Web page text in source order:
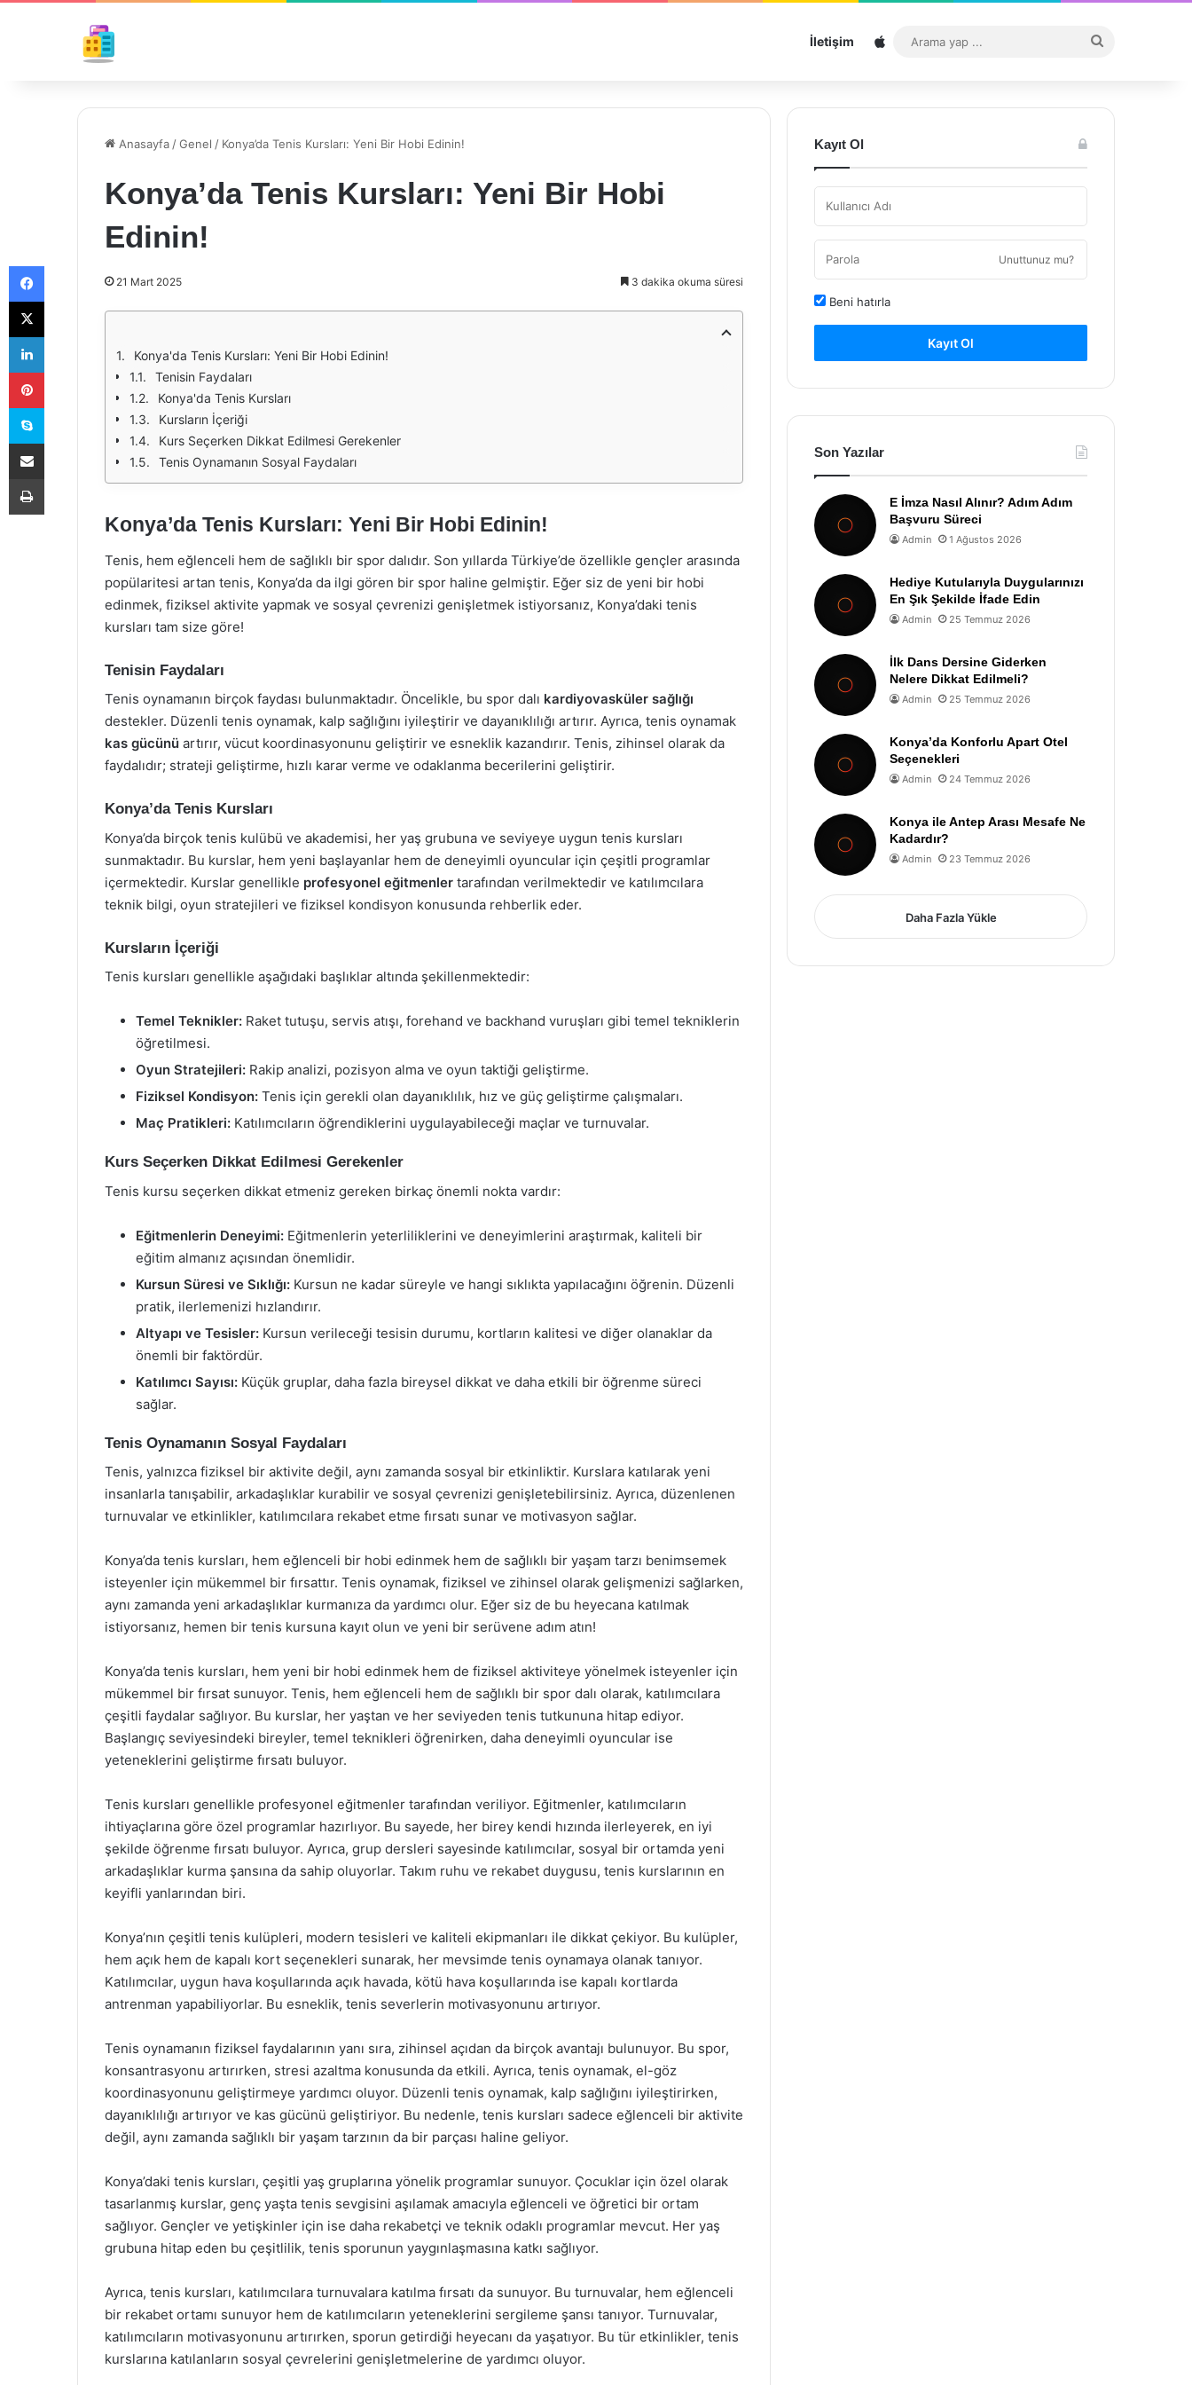
İletişim Sitemap
...
Anasayfa /Genel / Konya’da Tenis Kursları: Yeni Bir Hobi Edinin!
Konya’da Tenis Kursları: Yeni Bir Hobi
Edinin!
21 Mart 2025 3 dakika okuma süresi
Konya'da Tenis Kursları: Yeni Bir Hobi Edinin!
Tenisin Faydaları
Konya'da Tenis Kursları
Kursların İçeriği
Kurs Seçerken Dikkat Edilmesi Gerekenler
Tenis Oynamanın Sosyal Faydaları
Konya’da Tenis Kursları: Yeni Bir Hobi Edinin!
Tenis, hem eğlenceli hem de sağlıklı bir spor dalıdır. Son yıllarda Türkiye’de özellikle gençler arasında
popülaritesi artan tenis, Konya’da da ilgi gören bir spor haline gelmiştir. Eğer siz de yeni bir hobi
edinmek, fiziksel aktivite yapmak ve sosyal çevrenizi genişletmek istiyorsanız, Konya’daki tenis
kursları tam size göre!
Tenisin Faydaları
Tenis oynamanın birçok faydası bulunmaktadır. Öncelikle, bu spor dalı kardiyovasküler sağlığı
destekler. Düzenli tenis oynamak, kalp sağlığını iyileştirir ve dayanıklılığı artırır. Ayrıca, tenis oynamak
kas gücünü artırır, vücut koordinasyonunu geliştirir ve esneklik kazandırır. Tenis, zihinsel olarak da
faydalıdır; strateji geliştirme, hızlı karar verme ve odaklanma becerilerini geliştirir.
Konya’da Tenis Kursları
Konya’da birçok tenis kulübü ve akademisi, her yaş grubuna ve seviyeye uygun tenis kursları
sunmaktadır. Bu kurslar, hem yeni başlayanlar hem de deneyimli oyuncular için çeşitli programlar
içermektedir. Kurslar genellikle profesyonel eğitmenler tarafından verilmektedir ve katılımcılara
teknik bilgi, oyun stratejileri ve fiziksel kondisyon konusunda rehberlik eder.
Kursların İçeriği
Tenis kursları genellikle aşağıdaki başlıklar altında şekillenmektedir:
Temel Teknikler: Raket tutuşu, servis atışı, forehand ve backhand vuruşları gibi temel tekniklerin
öğretilmesi.
Oyun Stratejileri: Rakip analizi, pozisyon alma ve oyun taktiği geliştirme.
Fiziksel Kondisyon: Tenis için gerekli olan dayanıklılık, hız ve güç geliştirme çalışmaları.
Maç Pratikleri: Katılımcıların öğrendiklerini uygulayabileceği maçlar ve turnuvalar.
Kurs Seçerken Dikkat Edilmesi Gerekenler
Tenis kursu seçerken dikkat etmeniz gereken birkaç önemli nokta vardır:
Eğitmenlerin Deneyimi: Eğitmenlerin yeterliliklerini ve deneyimlerini araştırmak, kaliteli bir
eğitim almanız açısından önemlidir.
Kursun Süresi ve Sıklığı: Kursun ne kadar süreyle ve hangi sıklıkta yapılacağını öğrenin. Düzenli
pratik, ilerlemenizi hızlandırır.
Altyapı ve Tesisler: Kursun verileceği tesisin durumu, kortların kalitesi ve diğer olanaklar da
önemli bir faktördür.
Katılımcı Sayısı: Küçük gruplar, daha fazla bireysel dikkat ve daha etkili bir öğrenme süreci
sağlar.
Tenis Oynamanın Sosyal Faydaları
Tenis, yalnızca fiziksel bir aktivite değil, aynı zamanda sosyal bir etkinliktir. Kurslara katılarak yeni
insanlarla tanışabilir, arkadaşlıklar kurabilir ve sosyal çevrenizi genişletebilirsiniz. Ayrıca, düzenlenen
turnuvalar ve etkinlikler, katılımcılara rekabet etme fırsatı sunar ve motivasyon sağlar.
Konya’da tenis kursları, hem eğlenceli bir hobi edinmek hem de sağlıklı bir yaşam tarzı benimsemek
isteyenler için mükemmel bir fırsattır. Tenis oynamak, fiziksel ve zihinsel olarak gelişmenizi sağlarken,
aynı zamanda yeni arkadaşlıklar kurmanıza da yardımcı olur. Eğer siz de bu heyecana katılmak
istiyorsanız, hemen bir tenis kursuna kayıt olun ve yeni bir serüvene adım atın!
Konya’da tenis kursları, hem yeni bir hobi edinmek hem de fiziksel aktiviteye yönelmek isteyenler için
mükemmel bir fırsat sunuyor. Tenis, hem eğlenceli hem de sağlıklı bir spor dalı olarak, katılımcılara
çeşitli faydalar sağlıyor. Bu kurslar, her yaştan ve her seviyeden tenis tutkununa hitap ediyor.
Başlangıç seviyesindeki bireyler, temel teknikleri öğrenirken, daha deneyimli oyuncular ise
yeteneklerini geliştirme fırsatı buluyor.
Tenis kursları genellikle profesyonel eğitmenler tarafından veriliyor. Eğitmenler, katılımcıların
ihtiyaçlarına göre özel programlar hazırlıyor. Bu sayede, her birey kendi hızında ilerleyerek, en iyi
şekilde öğrenme fırsatı buluyor. Ayrıca, grup dersleri sayesinde katılımcılar, sosyal bir ortamda yeni
arkadaşlıklar kurma şansına da sahip oluyorlar. Takım ruhu ve rekabet duygusu, tenis kurslarının en
keyifli yanlarından biri.
Konya’nın çeşitli tenis kulüpleri, modern tesisleri ve kaliteli ekipmanları ile dikkat çekiyor. Bu kulüpler,
hem açık hem de kapalı kort seçenekleri sunarak, her mevsimde tenis oynamaya olanak tanıyor.
Katılımcılar, uygun hava koşullarında açık havada, kötü hava koşullarında ise kapalı kortlarda
antrenman yapabiliyorlar. Bu esneklik, tenis severlerin motivasyonunu artırıyor.
Tenis oynamanın fiziksel faydalarının yanı sıra, zihinsel açıdan da birçok avantajı bulunuyor. Bu spor,
konsantrasyonu artırırken, stresi azaltma konusunda da etkili. Ayrıca, tenis oynamak, el-göz
koordinasyonunu geliştirmeye yardımcı oluyor. Düzenli tenis oynamak, kalp sağlığını iyileştirirken,
dayanıklılığı artırıyor ve kas gücünü geliştiriyor. Bu nedenle, tenis kursları sadece eğlenceli bir aktivite
değil, aynı zamanda sağlıklı bir yaşam tarzının da bir parçası haline geliyor.
Konya’daki tenis kursları, çeşitli yaş gruplarına yönelik programlar sunuyor. Çocuklar için özel olarak
tasarlanmış kurslar, genç yaşta tenis sevgisini aşılamak amacıyla eğlenceli ve öğretici bir ortam
sağlıyor. Gençler ve yetişkinler için ise daha rekabetçi ve teknik odaklı programlar mevcut. Her yaş
grubuna hitap eden bu çeşitlilik, tenis sporunun yaygınlaşmasına katkı sağlıyor.
Ayrıca, tenis kursları, katılımcılara turnuvalara katılma fırsatı da sunuyor. Bu turnuvalar, hem eğlenceli
bir rekabet ortamı sunuyor hem de katılımcıların yeteneklerini sergileme şansı tanıyor. Turnuvalar,
katılımcıların motivasyonunu artırırken, sporun getirdiği heyecanı da yaşatıyor. Bu tür etkinlikler, tenis
kurslarına katılanların sosyal çevrelerini genişletmelerine de yardımcı oluyor.
Kayıt Ol
Unuttunuz mu?
Beni hatırla
Kayıt Ol
Son Yazılar
E İmza Nasıl Alınır? Adım Adım
Başvuru Süreci
Admin 1 Ağustos 2026
Hediye Kutularıyla Duygularınızı
En Şık Şekilde İfade Edin
Admin 25 Temmuz 2026
İlk Dans Dersine Giderken
Nelere Dikkat Edilmeli?
Admin 25 Temmuz 2026
Konya’da Konforlu Apart Otel
Seçenekleri
Admin 24 Temmuz 2026
Konya ile Antep Arası Mesafe Ne
Kadardır?
Admin 23 Temmuz 2026
Daha Fazla Yükle
Facebook
X
LinkedIn
Pinterest
Skype
E-Posta ile paylaş